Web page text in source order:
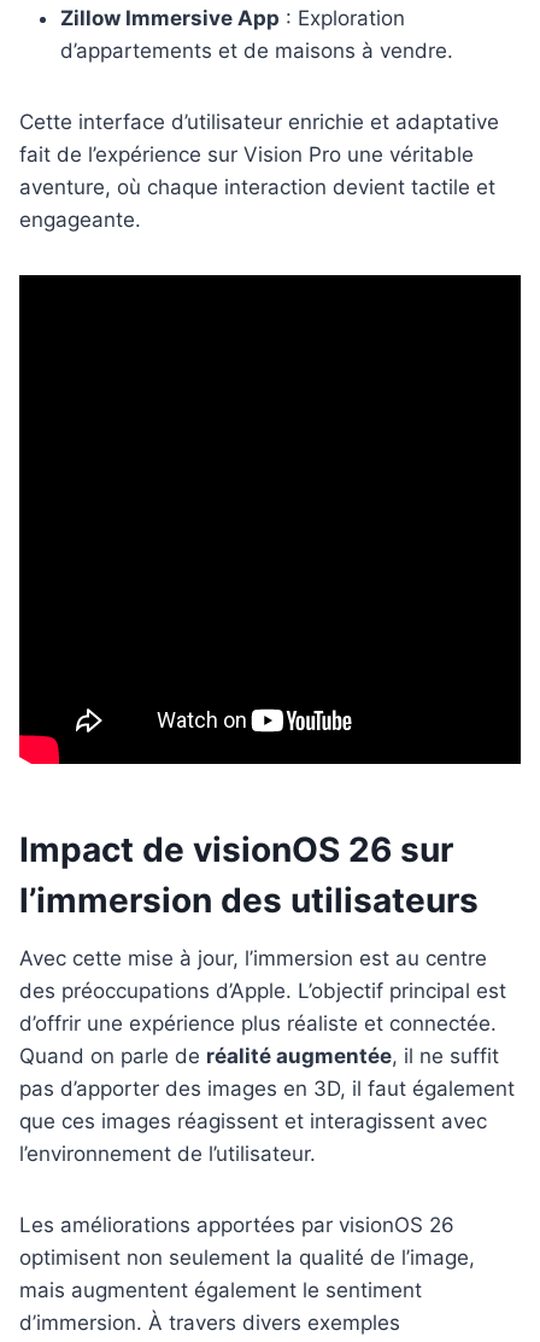
Zillow Immersive App : Exploration
d’appartements et de maisons à vendre.
Cette interface d’utilisateur enrichie et adaptative
fait de l’expérience sur Vision Pro une véritable
aventure, où chaque interaction devient tactile et
engageante.
Impact de visionOS 26 sur
l’immersion des utilisateurs
Avec cette mise à jour, l’immersion est au centre
des préoccupations d’Apple. L’objectif principal est
d’offrir une expérience plus réaliste et connectée.
Quand on parle de réalité augmentée, il ne suffit
pas d’apporter des images en 3D, il faut également
que ces images réagissent et interagissent avec
l’environnement de l’utilisateur.
Les améliorations apportées par visionOS 26
optimisent non seulement la qualité de l’image,
mais augmentent également le sentiment
d’immersion. À travers divers exemples